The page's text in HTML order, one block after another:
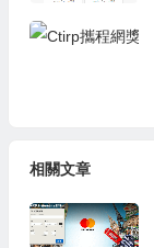
相關文章